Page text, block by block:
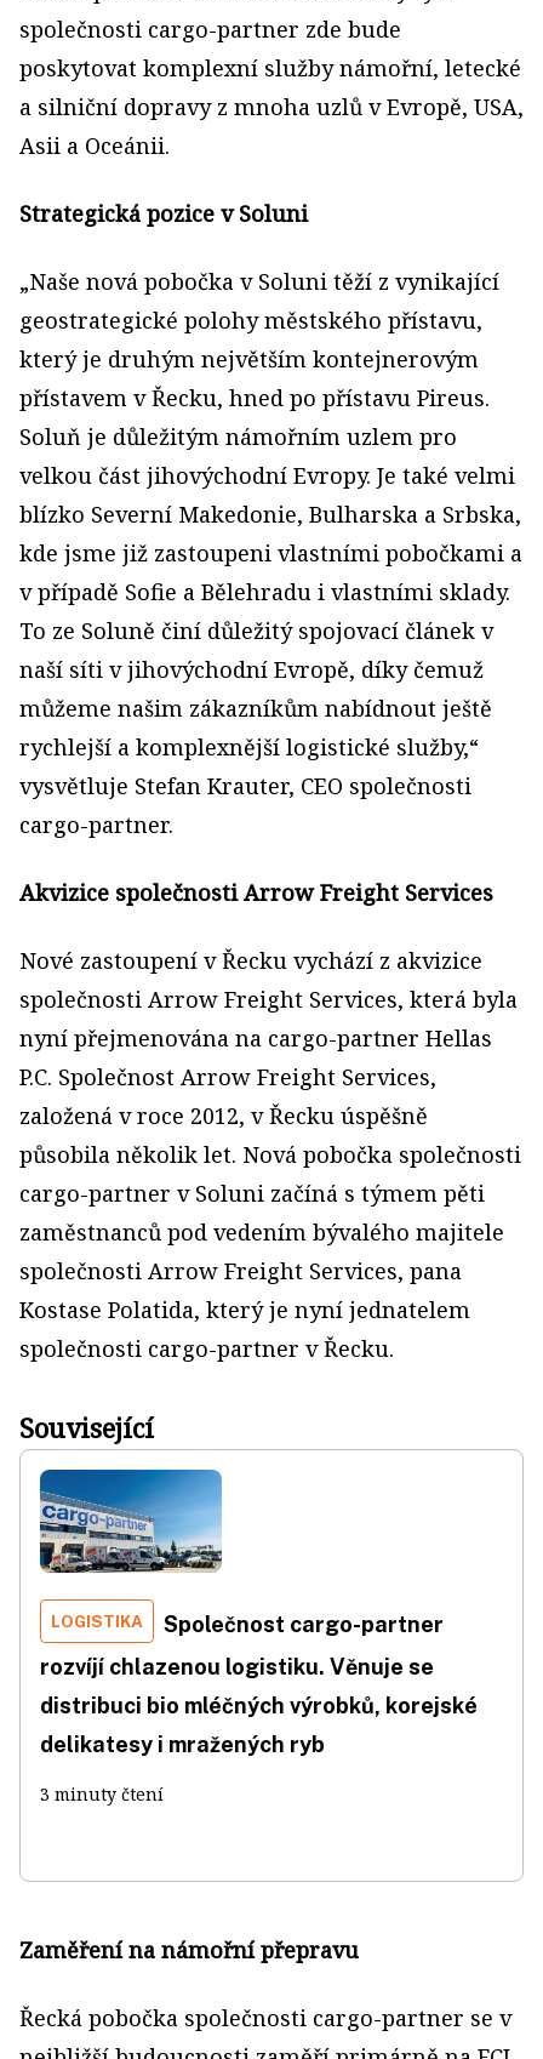
společnosti cargo-partner zde bude
poskytovat komplexní služby námořní, letecké
a silniční dopravy z mnoha uzlů v Evropě, USA,
Asii a Oceánii.
Strategická pozice v Soluni
„Naše nová pobočka v Soluni těží z vynikající
geostrategické polohy městského přístavu,
který je druhým největším kontejnerovým
přístavem v Řecku, hned po přístavu Pireus.
Soluň je důležitým námořním uzlem pro
velkou část jihovýchodní Evropy. Je také velmi
blízko Severní Makedonie, Bulharska a Srbska,
kde jsme již zastoupeni vlastními pobočkami a
v případě Sofie a Bělehradu i vlastními sklady.
To ze Soluně činí důležitý spojovací článek v
naší síti v jihovýchodní Evropě, díky čemuž
můžeme našim zákazníkům nabídnout ještě
rychlejší a komplexnější logistické služby,“
vysvětluje Stefan Krauter, CEO společnosti
cargo-partner.
Akvizice společnosti Arrow Freight Services
Nové zastoupení v Řecku vychází z akvizice
společnosti Arrow Freight Services, která byla
nyní přejmenována na cargo-partner Hellas
P.C. Společnost Arrow Freight Services,
založená v roce 2012, v Řecku úspěšně
působila několik let. Nová pobočka společnosti
cargo-partner v Soluni začíná s týmem pěti
zaměstnanců pod vedením bývalého majitele
společnosti Arrow Freight Services, pana
Kostase Polatida, který je nyní jednatelem
společnosti cargo-partner v Řecku.
Související
LOGISTIKA
Společnost cargo-partner
rozvíjí chlazenou logistiku. Věnuje se
distribuci bio mléčných výrobků, korejské
delikatesy i mražených ryb
3 minuty čtení
Zaměření na námořní přepravu
Řecká pobočka společnosti cargo-partner se v